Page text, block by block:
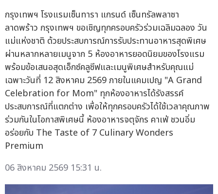
กรุงเทพฯ โรงแรมเซ็นทารา แกรนด์ เซ็นทรัลพลาซา
ลาดพร้าว กรุงเทพฯ ขอเชิญทุกครอบครัวร่วมเฉลิมฉลอง วัน
แม่แห่งชาติ ด้วยประสบการณ์การรับประทานอาหารสุดพิเศษ
ผ่านหลากหลายเมนูจาก 5 ห้องอาหารยอดนิยมของโรงแรม
พร้อมข้อเสนอสุดเอ็กซ์คลูซีฟและเมนูพิเศษสำหรับคุณแม่
เฉพาะวันที่ 12 สิงหาคม 2569 ภายในแคมเปญ "A Grand
Celebration for Mom" ทุกห้องอาหารได้รังสรรค์
ประสบการณ์ที่แตกต่าง เพื่อให้ทุกครอบครัวได้ใช้เวลาคุณภาพ
ร่วมกันในโอกาสพิเศษนี้ ห้องอาหารจตุจักร คาเฟ่ ชวนอิ่ม
อร่อยกับ The Taste of 7 Culinary Wonders
Premium
06 สิงหาคม 2569 15:31 น.